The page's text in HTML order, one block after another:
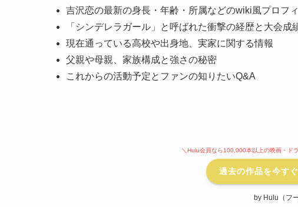
吉沢恋の最新の身長・年齢・所属などのwiki風プロフ
「シンデレラガール」と呼ばれた衝撃の経歴と大会成
現在通っている高校や出身地、実家に関する情報
父親や母親、家族構成と強さの秘密
これからの活動予定とファンの知りたいQ&A
＼Hulu会員なら100,000本以上の映画・ド
過去の作品を今
by Hulu（フ